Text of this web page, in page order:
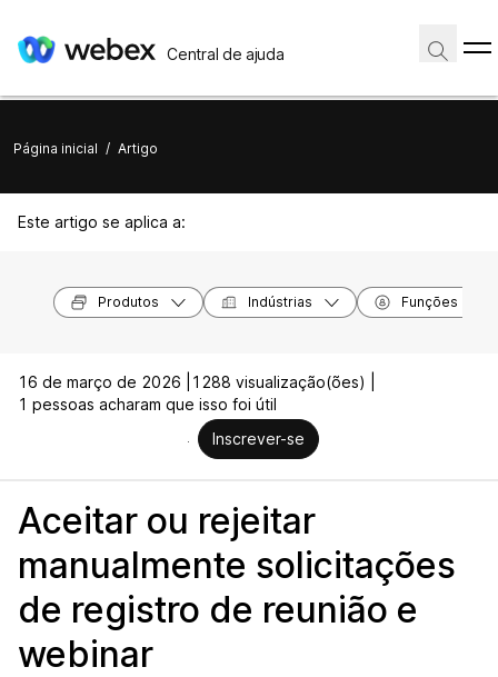
Central de ajuda
Página inicial / Artigo
Este artigo se aplica a:
Produtos Indústrias Funções
16 de março de 2026 |
1288 visualização(ões) |
1 pessoas acharam que isso foi útil
Inscrever-se
Aceitar ou rejeitar
manualmente solicitações
de registro de reunião e
webinar